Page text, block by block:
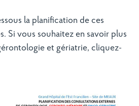
la planification de ces
Si vous souhaitez en savoir plus
et gériatrie, cliquez-